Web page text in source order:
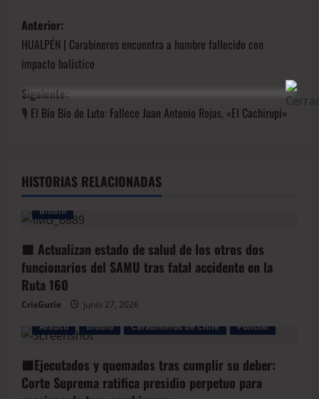
Anterior:
HUALPÉN | Carabineros encuentra a hombre fallecido con
impacto balístico
Siguiente:
🎙️ El Bío Bío de Luto: Fallece Juan Antonio Rojas, «El Cachirupi»
HISTORIAS RELACIONADAS
BioBio
🟥 Actualizan estado de salud de los otros dos
funcionarios del SAMU tras fatal accidente en la
Ruta 160
CrisGutie
junio 27, 2026
Arauco
BioBio Carabineros de Chile Policial
🟥Ejecutados y quemados tras cumplir su deber:
Corte Suprema ratifica presidio perpetuo para